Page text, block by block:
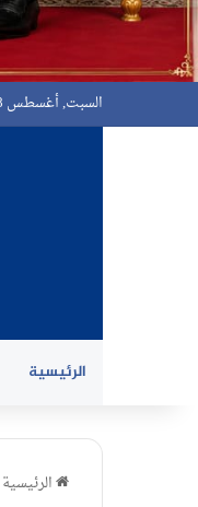
السبت, أغسطس 8 2026
الرئيسية
الرئيسية